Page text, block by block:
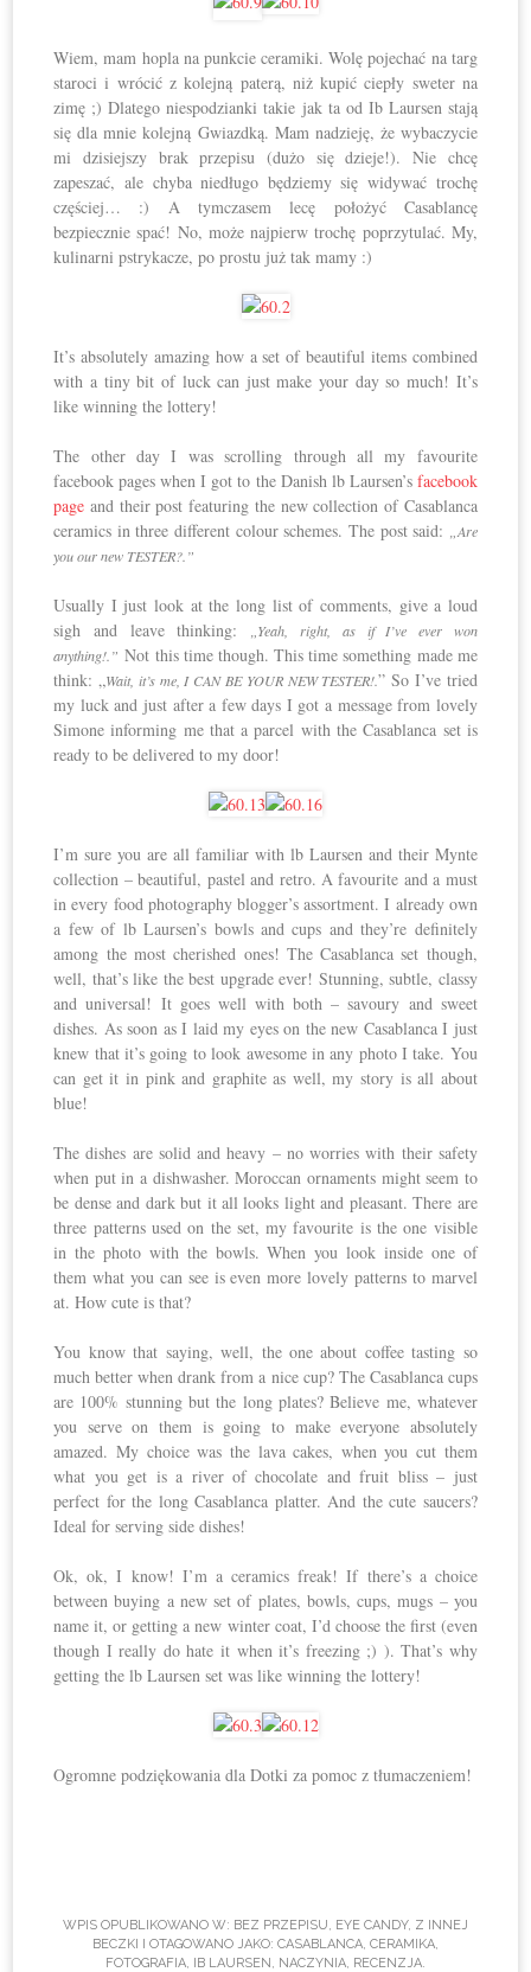
Wiem, mam hopla na punkcie ceramiki. Wolę pojechać na targ
staroci i wrócić z kolejną paterą, niż kupić ciepły sweter na
zimę ;) Dlatego niespodzianki takie jak ta od Ib Laursen stają
się dla mnie kolejną Gwiazdką. Mam nadzieję, że wybaczycie
mi dzisiejszy brak przepisu (dużo się dzieje!). Nie chcę
zapeszać, ale chyba niedługo będziemy się widywać trochę
częściej… :) A tymczasem lecę położyć Casablancę
bezpiecznie spać! No, może najpierw trochę poprzytulać. My,
kulinarni pstrykacze, po prostu już tak mamy :)
It’s absolutely amazing how a set of beautiful items combined
with a tiny bit of luck can just make your day so much! It’s
like winning the lottery!
The other day I was scrolling through all my favourite
facebook pages when I got to the Danish lb Laursen’s facebook
page and their post featuring the new collection of Casablanca
ceramics in three different colour schemes. The post said:
„Are
you our new TESTER?.”
Usually I just look at the long list of comments, give a loud
sigh and leave thinking:
„Yeah, right, as if I’ve ever won
anything!.” Not this time though. This time something made me
think: „Wait, it’s me, I CAN BE YOUR NEW TESTER!.” So I’ve tried
my luck and just after a few days I got a message from lovely
Simone informing me that a parcel with the Casablanca set is
ready to be delivered to my door!
I’m sure you are all familiar with lb Laursen and their Mynte
collection – beautiful, pastel and retro. A favourite and a must
in every food photography blogger’s assortment. I already own
a few of lb Laursen’s bowls and cups and they’re definitely
among the most cherished ones! The Casablanca set though,
well, that’s like the best upgrade ever! Stunning, subtle, classy
and universal! It goes well with both – savoury and sweet
dishes. As soon as I laid my eyes on the new Casablanca I just
knew that it’s going to look awesome in any photo I take. You
can get it in pink and graphite as well, my story is all about
blue!
The dishes are solid and heavy – no worries with their safety
when put in a dishwasher. Moroccan ornaments might seem to
be dense and dark but it all looks light and pleasant. There are
three patterns used on the set, my favourite is the one visible
in the photo with the bowls. When you look inside one of
them what you can see is even more lovely patterns to marvel
at. How cute is that?
You know that saying, well, the one about coffee tasting so
much better when drank from a nice cup? The Casablanca cups
are 100% stunning but the long plates? Believe me, whatever
you serve on them is going to make everyone absolutely
amazed. My choice was the lava cakes, when you cut them
what you get is a river of chocolate and fruit bliss – just
perfect for the long Casablanca platter. And the cute saucers?
Ideal for serving side dishes!
Ok, ok, I know! I’m a ceramics freak! If there’s a choice
between buying a new set of plates, bowls, cups, mugs – you
name it, or getting a new winter coat, I’d choose the first (even
though I really do hate it when it’s freezing ;) ). That’s why
getting the lb Laursen set was like winning the lottery!
Ogromne podziękowania dla Dotki za pomoc z tłumaczeniem!
WPIS OPUBLIKOWANO W: BEZ PRZEPISU, EYE CANDY, Z INNEJ
BECZKI
I OTAGOWANO JAKO: CASABLANCA, CERAMIKA,
FOTOGRAFIA, IB LAURSEN , NACZYNIA, RECENZJA.